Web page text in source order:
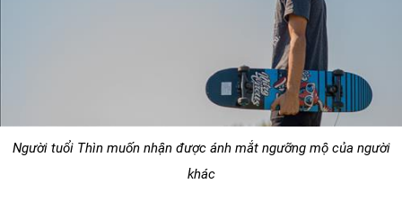
Người tuổi Thìn muốn nhận được ánh mắt ngưỡng mộ của người
khác